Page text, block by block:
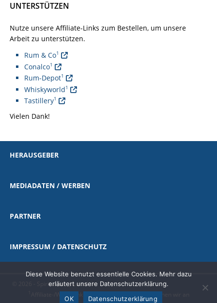
UNTERSTÜTZEN
Nutze unsere Affiliate-Links zum Bestellen, um unsere
Arbeit zu unterstützen.
Rum & Co1
Conalco1
Rum-Depot1
Whiskyworld1
Tastillery1
Vielen Dank!
HERAUSGEBER
MEDIADATEN / WERBEN
PARTNER
IMPRESSUM / DATENSCHUTZ
© 2026 - Spirituosen-Journal.de
Affiliate-/Werbelink |als Amazon-Partner verdienen wir an
Diese Website benutzt essentielle Cookies. Mehr dazu
erläutert unsere Datenschutzerklärung.
OK
Datenschutzerklärung